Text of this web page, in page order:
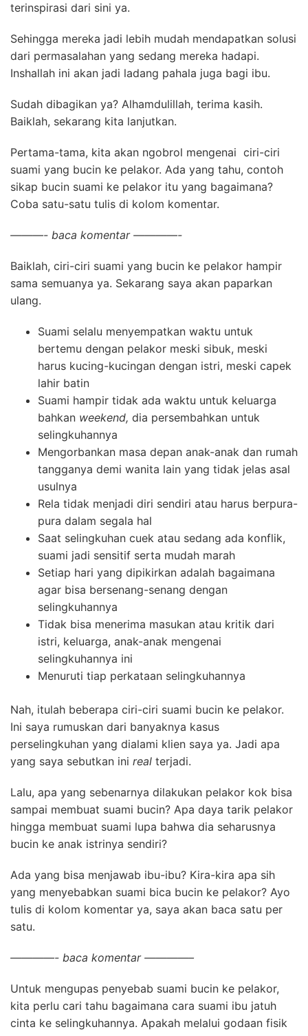
terinspirasi dari sini ya.
Sehingga mereka jadi lebih mudah mendapatkan solusi
dari permasalahan yang sedang mereka hadapi.
Inshallah ini akan jadi ladang pahala juga bagi ibu.
Sudah dibagikan ya? Alhamdulillah, terima kasih.
Baiklah, sekarang kita lanjutkan.
Pertama-tama, kita akan ngobrol mengenai ciri-ciri
suami yang bucin ke pelakor. Ada yang tahu, contoh
sikap bucin suami ke pelakor itu yang bagaimana?
Coba satu-satu tulis di kolom komentar.
———- baca komentar ————-
Baiklah, ciri-ciri suami yang bucin ke pelakor hampir
sama semuanya ya. Sekarang saya akan paparkan
ulang.
Suami selalu menyempatkan waktu untuk
bertemu dengan pelakor meski sibuk, meski
harus kucing-kucingan dengan istri, meski capek
lahir batin
Suami hampir tidak ada waktu untuk keluarga
bahkan weekend, dia persembahkan untuk
selingkuhannya
Mengorbankan masa depan anak-anak dan rumah
tangganya demi wanita lain yang tidak jelas asal
usulnya
Rela tidak menjadi diri sendiri atau harus berpura-
pura dalam segala hal
Saat selingkuhan cuek atau sedang ada konflik,
suami jadi sensitif serta mudah marah
Setiap hari yang dipikirkan adalah bagaimana
agar bisa bersenang-senang dengan
selingkuhannya
Tidak bisa menerima masukan atau kritik dari
istri, keluarga, anak-anak mengenai
selingkuhannya ini
Menuruti tiap perkataan selingkuhannya
Nah, itulah beberapa ciri-ciri suami bucin ke pelakor.
Ini saya rumuskan dari banyaknya kasus
perselingkuhan yang dialami klien saya ya. Jadi apa
yang saya sebutkan ini real terjadi.
Lalu, apa yang sebenarnya dilakukan pelakor kok bisa
sampai membuat suami bucin? Apa daya tarik pelakor
hingga membuat suami lupa bahwa dia seharusnya
bucin ke anak istrinya sendiri?
Ada yang bisa menjawab ibu-ibu? Kira-kira apa sih
yang menyebabkan suami bica bucin ke pelakor? Ayo
tulis di kolom komentar ya, saya akan baca satu per
satu.
————- baca komentar ————–
Untuk mengupas penyebab suami bucin ke pelakor,
kita perlu cari tahu bagaimana cara suami ibu jatuh
cinta ke selingkuhannya. Apakah melalui godaan fisik